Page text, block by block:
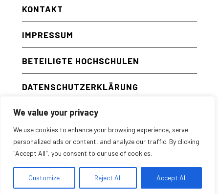
We value your privacy
We use cookies to enhance your browsing experience, serve
personalized ads or content, and analyze our traffic. By clicking
"Accept All", you consent to our use of cookies.
Customize Reject All Accept All
KONTAKT
IMPRESSUM
BETEILIGTE HOCHSCHULEN
DATENSCHUTZERKLÄRUNG
ENGLISH